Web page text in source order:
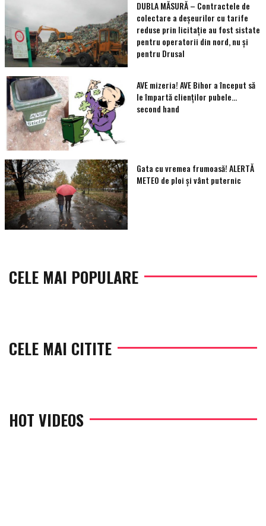
DUBLA MĂSURĂ – Contractele de
colectare a deșeurilor cu tarife
reduse prin licitație au fost sistate
pentru operatorii din nord, nu și
pentru Drusal
AVE mizeria! AVE Bihor a început să
le împartă clienţilor pubele…
second hand
Gata cu vremea frumoasă! ALERTĂ
METEO de ploi și vânt puternic
CELE MAI POPULARE
CELE MAI CITITE
HOT VIDEOS